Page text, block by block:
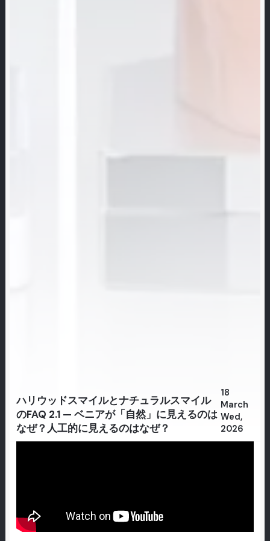
ハリウッドスマイルとナチュラルスマイル
のFAQ 2.1 — ベニアが「自然」に見えるのは
なぜ？人工的に見えるのはなぜ？
18
March
Wed,
2026